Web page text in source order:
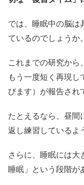
では、睡眠中の脳は
ているのでしょうか。
これまでの研究から
もう一度短く再現
びます）が報告され
たとえるなら、昼間
返し練習しているよ
さらに、睡眠には大
睡眠」という段階が